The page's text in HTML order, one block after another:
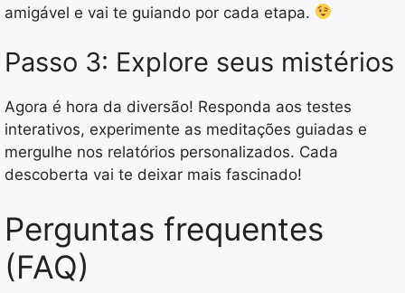
amigável e vai te guiando por cada etapa.
Passo 3: Explore seus mistérios
Agora é hora da diversão! Responda aos testes
interativos, experimente as meditações guiadas e
mergulhe nos relatórios personalizados. Cada
descoberta vai te deixar mais fascinado!
Perguntas frequentes
(FAQ)